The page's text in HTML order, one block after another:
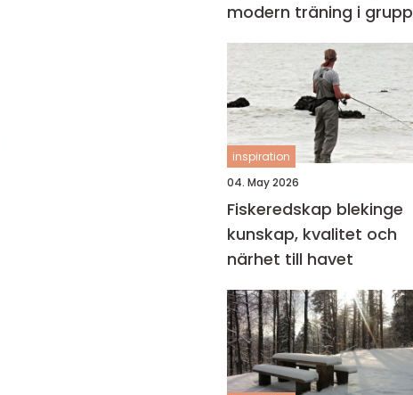
modern träning i grupp
inspiration
04. May 2026
Fiskeredskap blekinge
kunskap, kvalitet och
närhet till havet